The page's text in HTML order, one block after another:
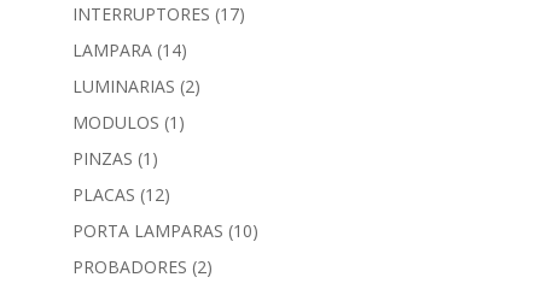
INTERRUPTORES (17)
LAMPARA (14)
LUMINARIAS (2)
MODULOS (1)
PINZAS (1)
PLACAS (12)
PORTA LAMPARAS (10)
PROBADORES (2)